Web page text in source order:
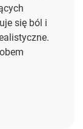
się ból i